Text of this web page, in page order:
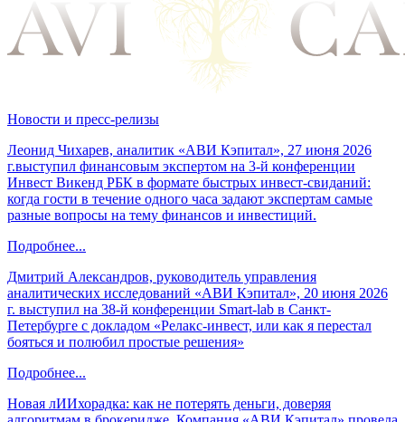
Новости и пресс-релизы
Леонид Чихарев, аналитик «АВИ Кэпитал», 27 июня 2026
г.выступил финансовым экспертом на 3-й конференции
Инвест Викенд РБК в формате быстрых инвест-свиданий:
когда гости в течение одного часа задают экспертам самые
разные вопросы на тему финансов и инвестиций.
Подробнее...
Дмитрий Александров, руководитель управления
аналитических исследований «АВИ Кэпитал», 20 июня 2026
г. выступил на 38-й конференции Smart-lab в Санкт-
Петербурге с докладом «Релакс-инвест, или как я перестал
бояться и полюбил простые решения»
Подробнее...
Новая лИИхорадка: как не потерять деньги, доверяя